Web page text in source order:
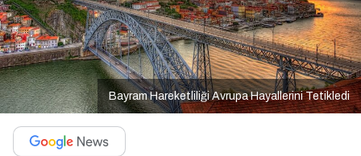
Bayram Hareketliliği Avrupa Hayallerini Tetikledi